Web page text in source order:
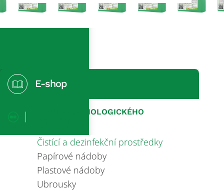
E-shop
LIKVIDACE BIOLOGICKÉHO
Čistící a dezinfekční prostředky
Papírové nádoby
Plastové nádoby
Ubrousky